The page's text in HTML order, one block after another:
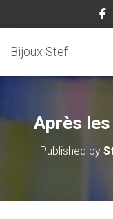
Bijoux Stef
Après
Published by